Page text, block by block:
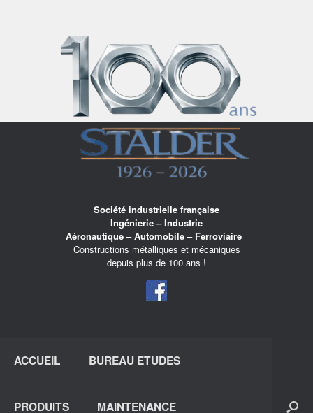
Société industrielle française
Ingénierie – Industrie
Aéronautique – Automobile – Ferroviaire
Constructions métalliques et mécaniques
depuis plus de 100 ans !
ACCUEIL BUREAU ETUDES
PRODUITS MAINTENANCE